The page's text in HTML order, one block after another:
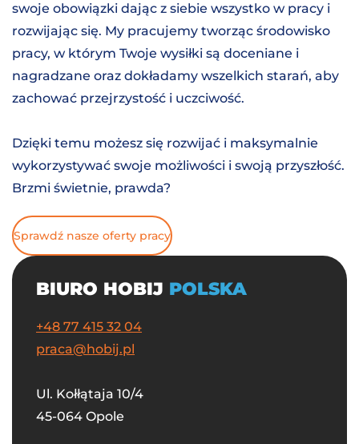
swoje obowiązki dając z siebie wszystko w pracy i
rozwijając się. My pracujemy tworząc środowisko
pracy, w którym Twoje wysiłki są doceniane i
nagradzane oraz dokładamy wszelkich starań, aby
zachować przejrzystość i uczciwość.
Dzięki temu możesz się rozwijać i maksymalnie
wykorzystywać swoje możliwości i swoją przyszłość.
Brzmi świetnie, prawda?
Sprawdź nasze oferty pracy
BIURO HOBIJ POLSKA
+48 77 415 32 04
praca@hobij.pl
Ul. Kołłątaja 10/4
45-064 Opole